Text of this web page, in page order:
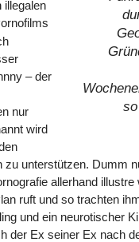
illegalen
– der
nur
wird
zu unterstützen. Dumm
allerhand illustre
ruft und so trachten
und ein neurotischer
der Ex seiner Ex nach